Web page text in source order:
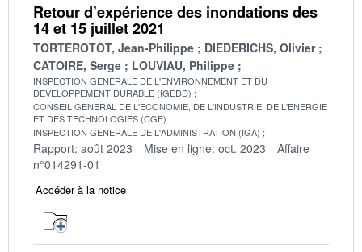
Retour d’expérience des inondations des
14 et 15 juillet 2021
TORTEROTOT, Jean-Philippe
DIEDERICHS, Olivier
CATOIRE, Serge
LOUVIAU, Philippe
INSPECTION GENERALE DE L'ENVIRONNEMENT ET DU
DEVELOPPEMENT DURABLE (IGEDD)
CONSEIL GENERAL DE L'ECONOMIE, DE L'INDUSTRIE, DE L'ENERGIE
ET DES TECHNOLOGIES (CGE)
INSPECTION GENERALE DE L'ADMINISTRATION (IGA)
Rapport: août 2023 Mise en ligne: oct. 2023
Affaire
n°014291-01
Accéder à la notice